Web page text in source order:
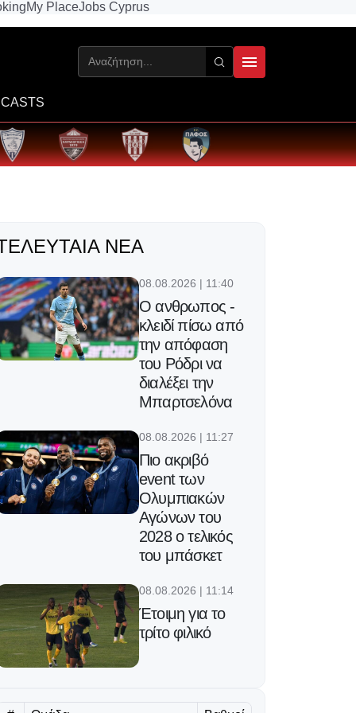
My PlaceJobs Cyprus
ΝΈΑ
08.08.2026 | 11:40
Ο ανθρωπος -
κλειδί πίσω από
την απόφαση
του Ρόδρι να
διαλέξει την
Μπαρτσελόνα
08.08.2026 | 11:27
Πιο ακριβό
event των
Ολυμπιακών
Αγώνων του
2028 ο τελικός
του μπάσκετ
08.08.2026 | 11:14
Έτοιμη για το
τρίτο φιλικό